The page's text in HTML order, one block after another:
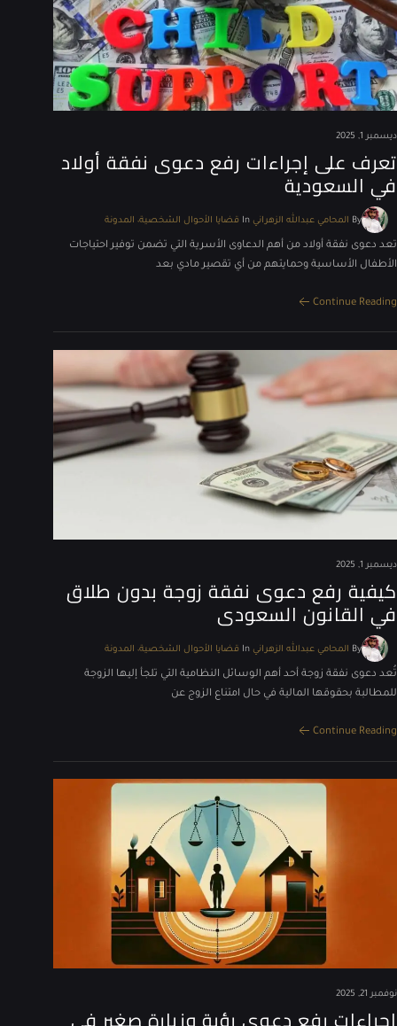
ديسمبر 1, 2025
تعرف على إجراءات رفع دعوى نفقة أولاد
في السعودية
By المحامي عبدالله الزهراني In قضايا الأحوال الشخصية المدونة
تعد دعوى نفقة أولاد من أهم الدعاوى الأسرية التي تضمن توفير احتياجات
الأطفال الأساسية وحمايتهم من أي تقصير مادي بعد
Continue Reading
ديسمبر 1, 2025
كيفية رفع دعوى نفقة زوجة بدون طلاق
في القانون السعودى
By المحامي عبدالله الزهراني In قضايا الأحوال الشخصية المدونة
تُعد دعوى نفقة زوجة أحد أهم الوسائل النظامية التي تلجأ إليها الزوجة
للمطالبة بحقوقها المالية في حال امتناع الزوج عن
Continue Reading
نوفمبر 21, 2025